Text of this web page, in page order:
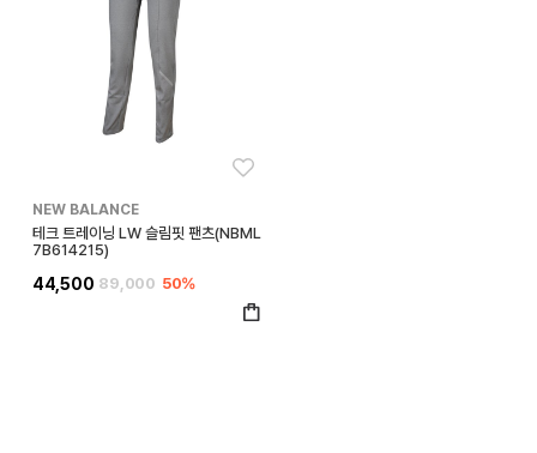
NEW BALANCE
테크 트레이닝 LW 슬림핏 팬츠(NBML
7B614215)
44,500 89,000 50%